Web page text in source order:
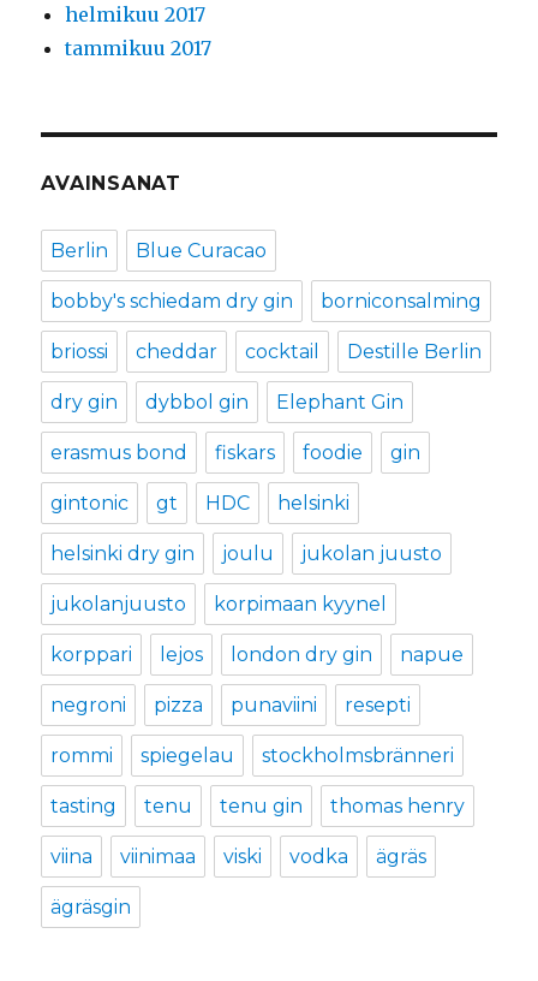
helmikuu 2017
tammikuu 2017
AVAINSANAT
Berlin Blue Curacao
bobby's schiedam dry gin borniconsalming
briossi cheddar cocktail Destille Berlin
dry gin dybbol gin Elephant Gin
erasmus bond fiskars foodie gin
gintonic gt HDC helsinki
helsinki dry gin joulu jukolan juusto
jukolanjuusto korpimaan kyynel
korppari lejos london dry gin napue
negroni pizza punaviini resepti
rommi spiegelau stockholmsbränneri
tasting tenu tenu gin thomas henry
viina viinimaa viski vodka ägräs
ägräsgin